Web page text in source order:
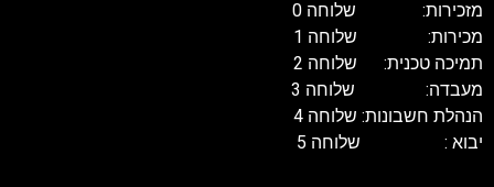
מזכירות: שלוחה 0
מכירות: שלוחה 1
תמיכה טכנית: שלוחה 2
מעבדה: שלוחה 3
הנהלת חשבונות: שלוחה 4
יבוא : שלוחה 5